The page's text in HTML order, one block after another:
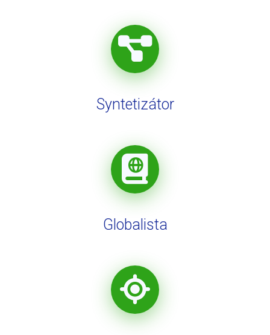
Syntetizátor
Globalista